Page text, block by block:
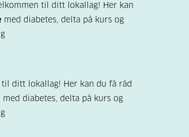
til ditt lokallag! Her kan
med diabetes, delta på kurs og
til ditt lokallag! Her kan du få råd
med diabetes, delta på kurs og